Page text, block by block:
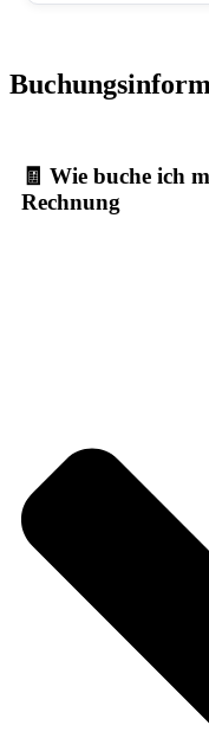
🧾 Wie buche ich
Rechnung